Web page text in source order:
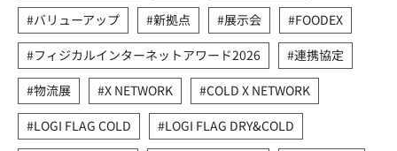
バリューアップ
新拠点 展示会
FOODEX
フィジカルインターネットアワード2026
連携協定
物流展
X NETWORK
COLD X NETWORK
LOGI FLAG COLD
LOGI FLAG DRY&COLD